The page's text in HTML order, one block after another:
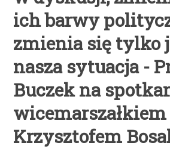
ich barwy
zmienia się tylko
nasza sytuacja -
Buczek na
wicemarszałkiem
Krzysztofem